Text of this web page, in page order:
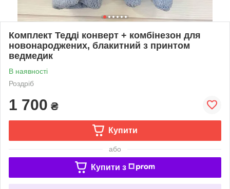
Комплект Тедді конверт + комбінезон для
новонароджених, блакитний з принтом
ведмедик
В наявності
Роздріб
1 700 ₴
Купити
або
Купити з